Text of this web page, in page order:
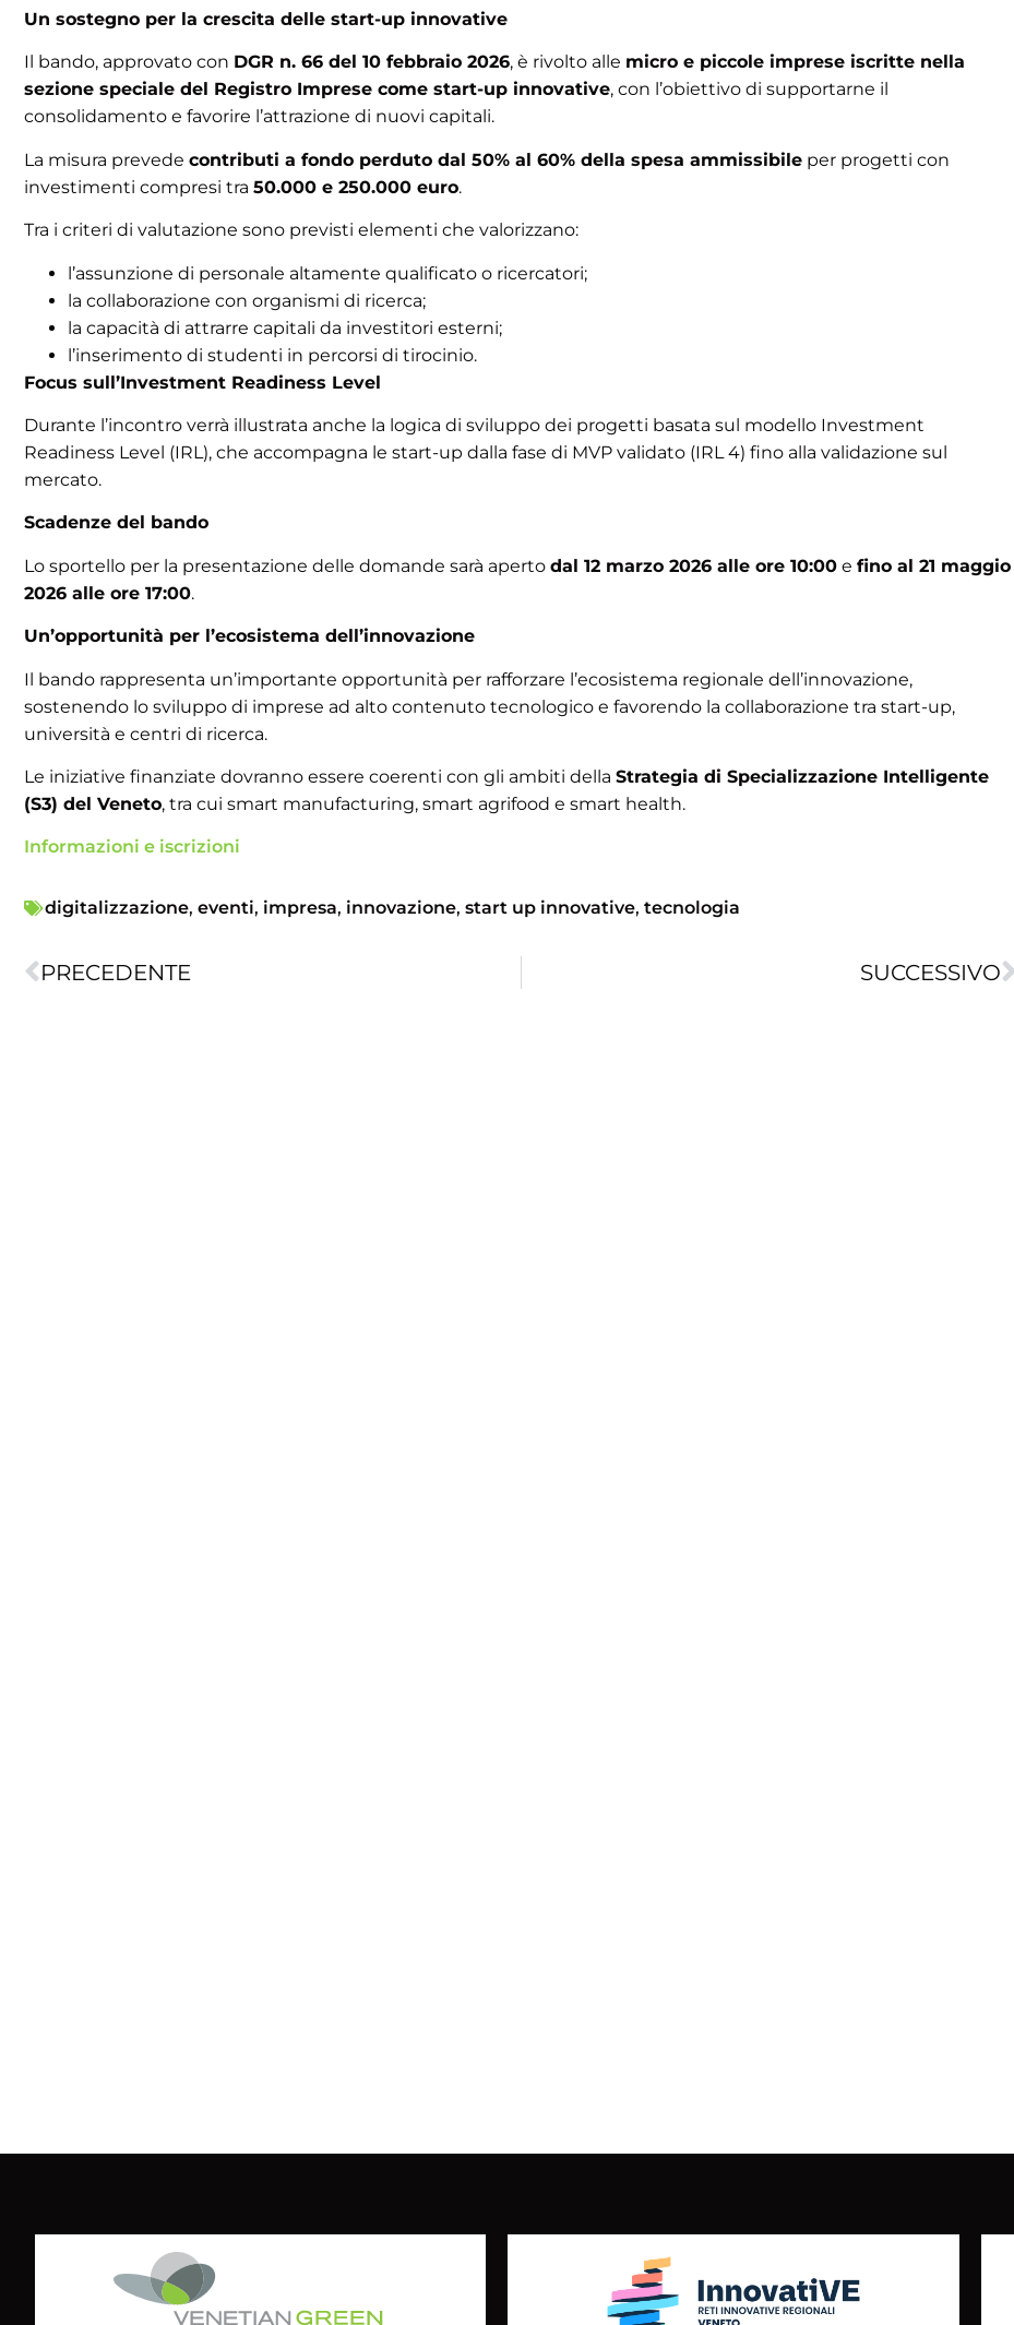
Un sostegno per la crescita delle start-up innovative
Il bando, approvato con DGR n. 66 del 10 febbraio 2026, è rivolto alle micro e piccole imprese iscritte nella
sezione speciale del Registro Imprese come start-up innovative, con l’obiettivo di supportarne il
consolidamento e favorire l’attrazione di nuovi capitali.
La misura prevede contributi a fondo perduto dal 50% al 60% della spesa ammissibile per progetti con
investimenti compresi tra 50.000 e 250.000 euro.
Tra i criteri di valutazione sono previsti elementi che valorizzano:
l’assunzione di personale altamente qualificato o ricercatori;
la collaborazione con organismi di ricerca;
la capacità di attrarre capitali da investitori esterni;
l’inserimento di studenti in percorsi di tirocinio.
Focus sull’Investment Readiness Level
Durante l’incontro verrà illustrata anche la logica di sviluppo dei progetti basata sul modello Investment
Readiness Level (IRL), che accompagna le start-up dalla fase di MVP validato (IRL 4) fino alla validazione sul
mercato.
Scadenze del bando
Lo sportello per la presentazione delle domande sarà aperto dal 12 marzo 2026 alle ore 10:00 e fino al 21 maggio
2026 alle ore 17:00.
Un’opportunità per l’ecosistema dell’innovazione
Il bando rappresenta un’importante opportunità per rafforzare l’ecosistema regionale dell’innovazione,
sostenendo lo sviluppo di imprese ad alto contenuto tecnologico e favorendo la collaborazione tra start-up,
università e centri di ricerca.
Le iniziative finanziate dovranno essere coerenti con gli ambiti della Strategia di Specializzazione Intelligente
(S3) del Veneto, tra cui smart manufacturing, smart agrifood e smart health.
Informazioni e iscrizioni
digitalizzazione, eventi, impresa, innovazione, start up innovative, tecnologia
PRECEDENTE SUCCESSIVO